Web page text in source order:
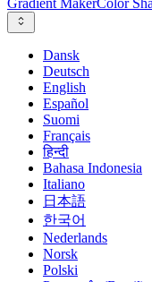
Gradient MakerColor
Dansk
Deutsch
English
Español
Suomi
Français
हिन्दी
Bahasa Indonesia
Italiano
日本語
한국어
Nederlands
Norsk
Polski